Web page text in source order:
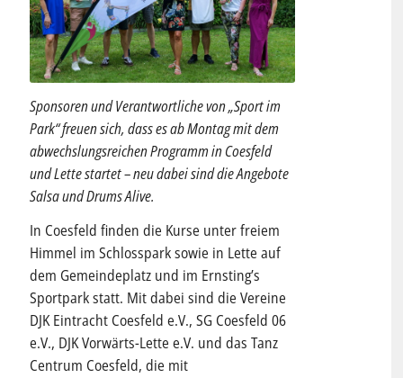
Sponsoren und Verantwortliche von „Sport im
Park“ freuen sich, dass es ab Montag mit dem
abwechslungsreichen Programm in Coesfeld
und Lette startet – neu dabei sind die Angebote
Salsa und Drums Alive.
In Coesfeld finden die Kurse unter freiem
Himmel im Schlosspark sowie in Lette auf
dem Gemeindeplatz und im Ernsting’s
Sportpark statt. Mit dabei sind die Vereine
DJK Eintracht Coesfeld e.V., SG Coesfeld 06
e.V., DJK Vorwärts-Lette e.V. und das Tanz
Centrum Coesfeld, die mit